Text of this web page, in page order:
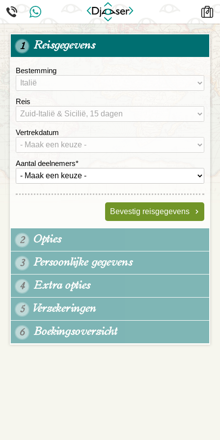
1 Reisgegevens
Bestemming
Reis
Vertrekdatum
Aantal deelnemers*
Bevestig reisgegevens
2 Opties
3 Persoonlijke gegevens
4 Extra opties
5 Verzekeringen
6 Boekingsoverzicht